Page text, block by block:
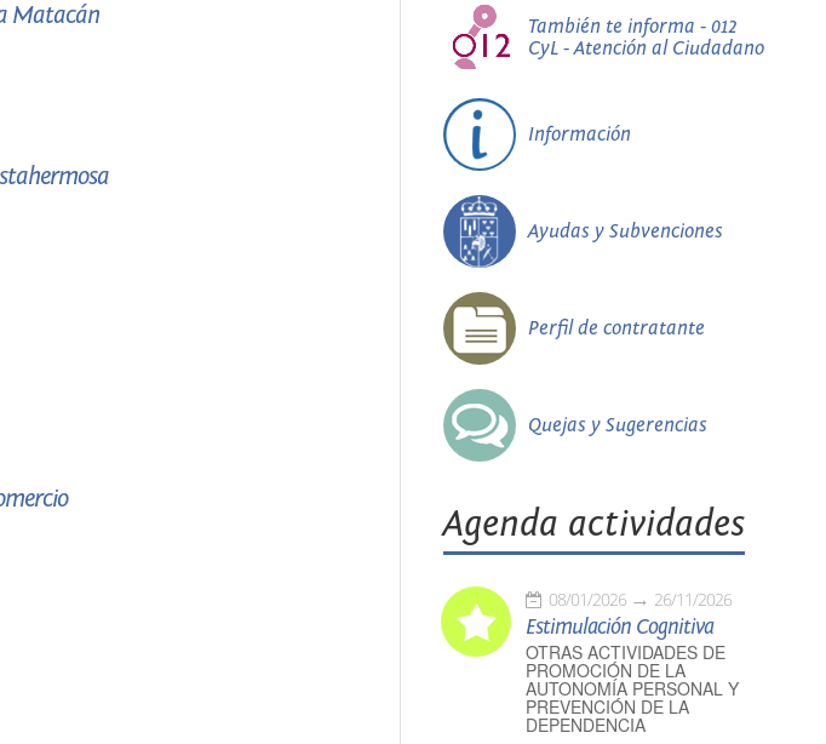
Matacán
También te informa - 012
CyL - Atención al Ciudadano
Información
Ayudas y Subvenciones
Perfil de contratante
Quejas y Sugerencias
Agenda actividades
08/01/2026 26/11/2026
Estimulación Cognitiva
OTRAS ACTIVIDADES DE
PROMOCIÓN DE LA
AUTONOMÍA PERSONAL Y
PREVENCIÓN DE LA
DEPENDENCIA